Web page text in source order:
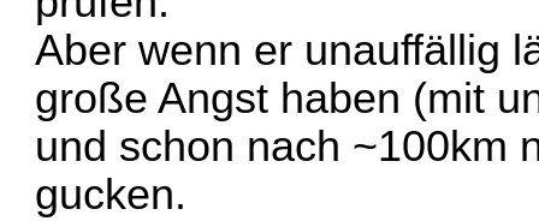
Aber wenn er unauffällig
große Angst haben (mit
und schon nach ~100km
gucken.